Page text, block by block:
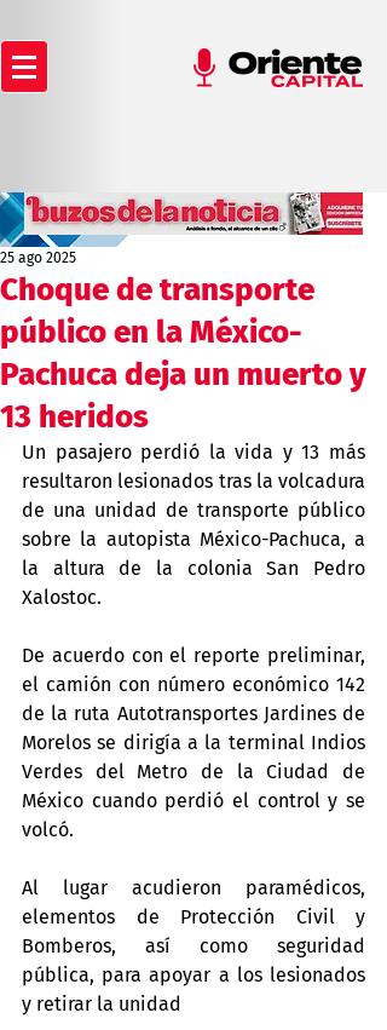
Choque de transporte
público en la México-
Pachuca deja un muerto y
13 heridos
25 ago 2025
Un pasajero perdió la vida y 13 más
resultaron lesionados tras la volcadura
de una unidad de transporte público
sobre la autopista México-Pachuca, a
la altura de la colonia San Pedro
Xalostoc.
De acuerdo con el reporte preliminar,
el camión con número económico 142
de la ruta Autotransportes Jardines de
Morelos se dirigía a la terminal Indios
Verdes del Metro de la Ciudad de
México cuando perdió el control y se
volcó.
Al lugar acudieron paramédicos,
elementos de Protección Civil y
Bomberos, así como seguridad
pública, para apoyar a los lesionados
y retirar la unidad